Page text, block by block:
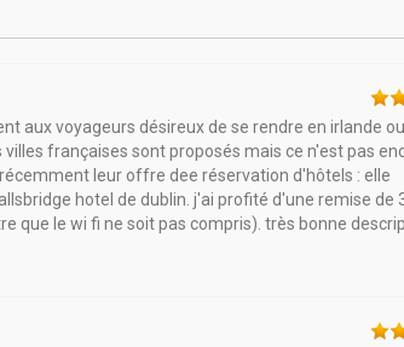
aux voyageurs désireux de se rendre en irlande
françaises sont proposés mais ce n'est pas
leur offre dee réservation d'hôtels : elle
hotel de dublin. j'ai profité d'une remise de
que le wi fi ne soit pas compris). très bonne